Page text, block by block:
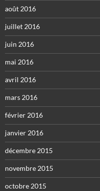
août 2016
juillet 2016
juin 2016
mai 2016
avril 2016
mars 2016
février 2016
janvier 2016
décembre 2015
novembre 2015
octobre 2015